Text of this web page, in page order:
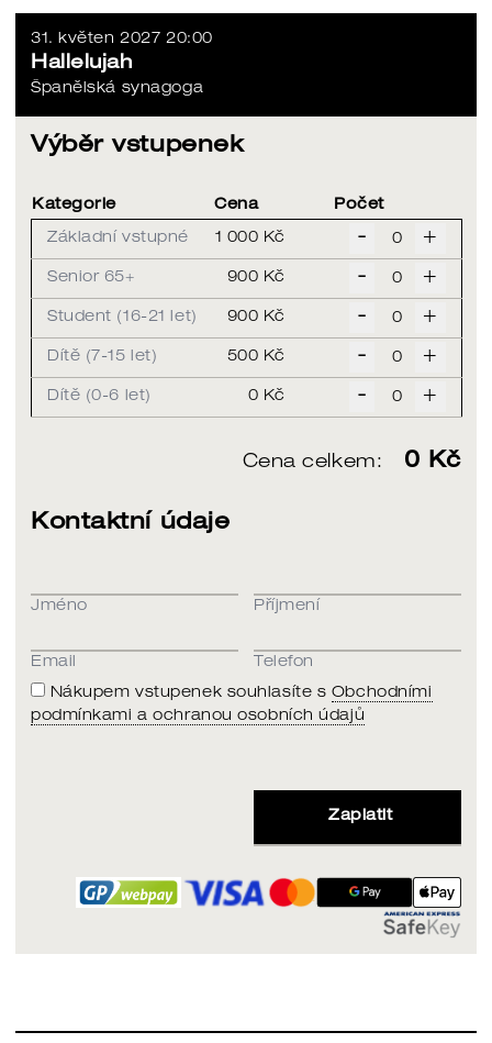
31. květen 2027 20:00
Hallelujah
Španělská synagoga
Výběr vstupenek
Kategorie Cena Počet
Základní vstupné 1 000 Kč - +
Senior 65+ 900 Kč - +
Student (16-21 let) 900 Kč - +
Dítě (7-15 let) 500 Kč - +
Dítě (0-6 let) 0 Kč - +
Cena celkem: 0 Kč
Kontaktní údaje
Jméno Příjmení
Email
Telefon
Nákupem vstupenek souhlasíte s Obchodními
podmínkami a ochranou osobních údajů